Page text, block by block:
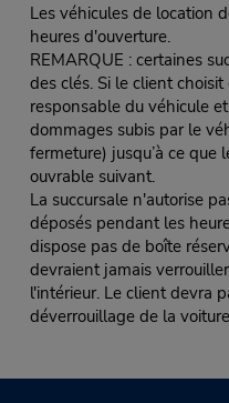
Les véhicules de location
heures d'ouverture.
REMARQUE : certaines
des clés. Si le client
responsable du véhicule
dommages subis par le
fermeture) jusqu’à ce que
ouvrable suivant.
La succursale n'autorise
déposés pendant les
dispose pas de boîte
devraient jamais
l'intérieur. Le client devra
déverrouillage de la